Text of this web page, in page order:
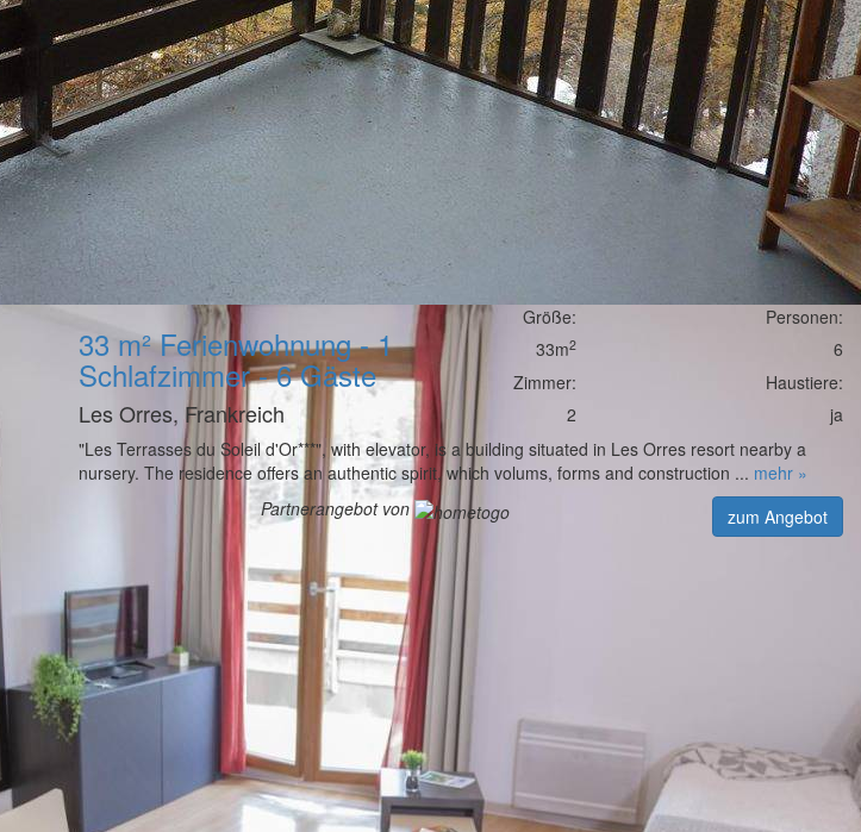
33 m² Ferienwohnung - 1
Schlafzimmer - 6 Gäste
Les Orres, Frankreich
Größe:
33m2
Zimmer:
2
Personen:
6
Haustiere:
ja
"Les Terrasses du Soleil d'Or***", with elevator, is a building situated in Les Orres resort nearby a
nursery. The residence offers an authentic spirit, which volums, forms and construction ... mehr »
Partnerangebot von
zum Angebot